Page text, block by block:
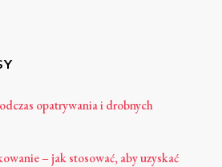
opatrywania i drobnych
– jak stosować, aby uzyskać